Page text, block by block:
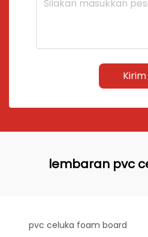
Kirim
lembaran pvc
pvc celuka foam board